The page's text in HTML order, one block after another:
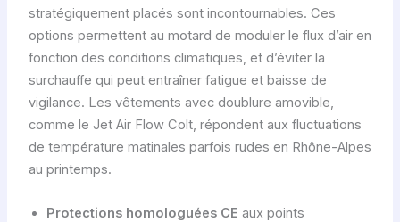
stratégiquement placés sont incontournables. Ces
options permettent au motard de moduler le flux d’air en
fonction des conditions climatiques, et d’éviter la
surchauffe qui peut entraîner fatigue et baisse de
vigilance. Les vêtements avec doublure amovible,
comme le Jet Air Flow Colt, répondent aux fluctuations
de température matinales parfois rudes en Rhône-Alpes
au printemps.
Protections homologuées CE aux points